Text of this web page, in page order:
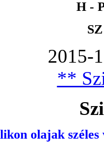
H -
2015-
**
olajak